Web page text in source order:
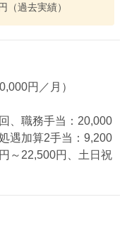
過去実績）
円／月）
、職務手当：20,000
遇加算2手当：9,200
～22,500円、土日祝